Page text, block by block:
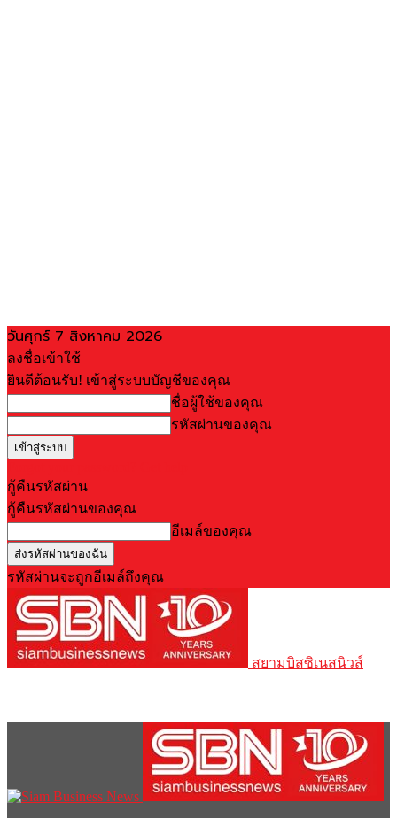
วันศุกร์ 7 สิงหาคม 2026
ลงชื่อเข้าใช้
ยินดีต้อนรับ! เข้าสู่ระบบบัญชีของคุณ
ชื่อผู้ใช้ของคุณ
รหัสผ่านของคุณ
กู้คืนรหัสผ่าน
กู้คืนรหัสผ่านของคุณ
อีเมล์ของคุณ
รหัสผ่านจะถูกอีเมล์ถึงคุณ
สยามบิสซิเนสนิวส์